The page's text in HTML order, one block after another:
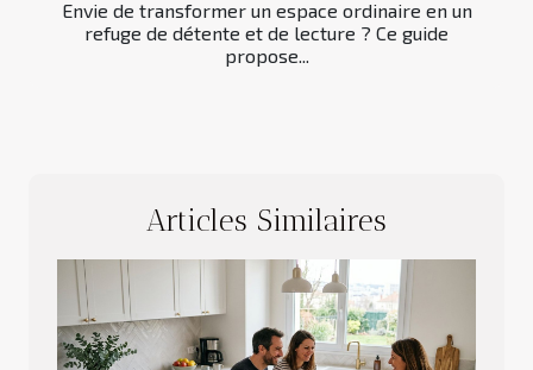
Envie de transformer un espace ordinaire en un
refuge de détente et de lecture ? Ce guide
propose...
Articles Similaires